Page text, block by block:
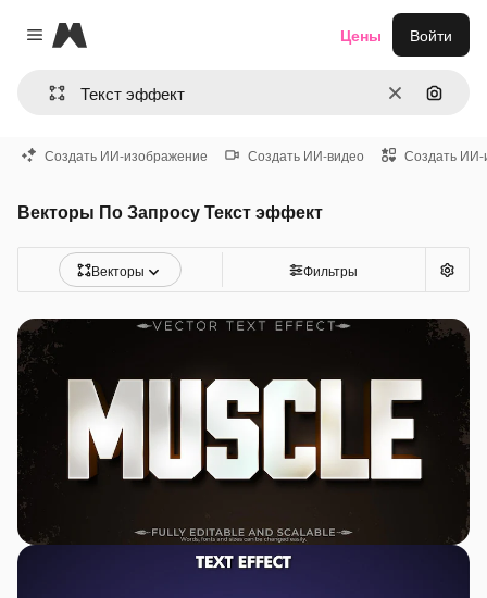
Close menu
Magnific
ОчиститьПоиск
Цены Войти
Создать ИИ-изображение Создать ИИ-видео Создать ИИ-
Векторы По Запросу Текст эффект
Векторы Фильтры